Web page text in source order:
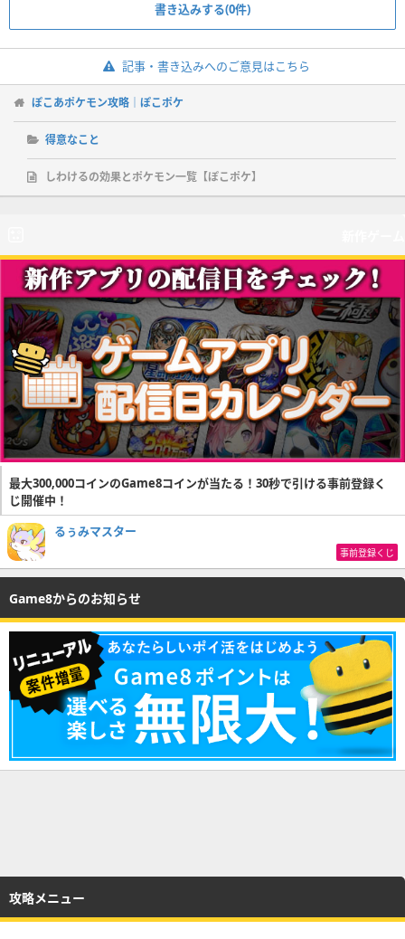
書き込みする(0件)
記事・書き込みへのご意見はこちら
ぽこあポケモン攻略｜ぽこポケ
得意なこと
しわけるの効果とポケモン一覧【ぽこポケ】
最大300,000コインのGame8コインが当たる！30秒で引ける事前登録く
じ開催中！
るぅみマスター
事前登録くじ
Game8からのお知らせ
攻略メニュー